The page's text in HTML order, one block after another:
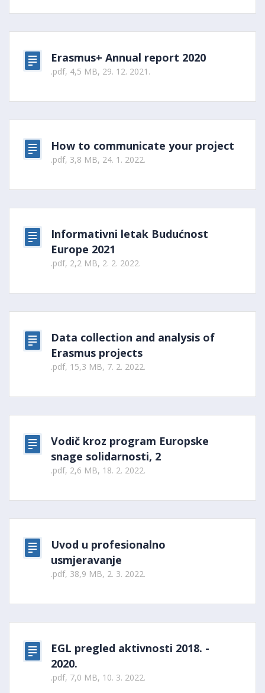
Erasmus+ Annual report 2020
.pdf, 4,5 MB, 29. 12. 2021.
How to communicate your project
.pdf, 3,8 MB, 24. 1. 2022.
Informativni letak Budućnost
Europe 2021
.pdf, 2,2 MB, 2. 2. 2022.
Data collection and analysis of
Erasmus projects
.pdf, 15,3 MB, 7. 2. 2022.
Vodič kroz program Europske
snage solidarnosti, 2
.pdf, 2,6 MB, 18. 2. 2022.
Uvod u profesionalno
usmjeravanje
.pdf, 38,9 MB, 2. 3. 2022.
EGL pregled aktivnosti 2018. -
2020.
.pdf, 7,0 MB, 10. 3. 2022.